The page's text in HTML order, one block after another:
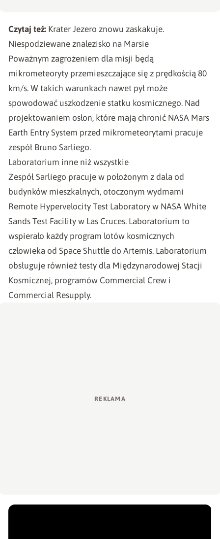
Czytaj też: Krater Jezero znowu zaskakuje.
Niespodziewane znalezisko na Marsie
Poważnym zagrożeniem dla misji będą
mikrometeoryty przemieszczające się z prędkością 80
km/s. W takich warunkach nawet pył może
spowodować uszkodzenie statku kosmicznego. Nad
projektowaniem osłon, które mają chronić NASA Mars
Earth Entry System przed mikrometeorytami pracuje
zespół Bruno Sarliego.
Laboratorium inne niż wszystkie
Zespół Sarliego pracuje w położonym z dala od
budynków mieszkalnych, otoczonym wydmami
Remote Hypervelocity Test Laboratory w NASA White
Sands Test Facility w Las Cruces. Laboratorium to
wspierało każdy program lotów kosmicznych
człowieka od Space Shuttle do Artemis. Laboratorium
obsługuje również testy dla Międzynarodowej Stacji
Kosmicznej, programów Commercial Crew i
Commercial Resupply.